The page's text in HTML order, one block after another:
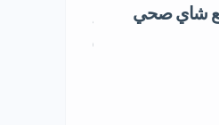
شاي صحي